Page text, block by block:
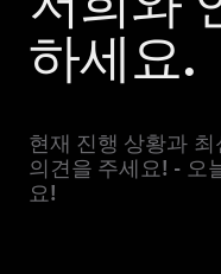
하세요.
현재 진행 상황과
의견을 주세요! - 오
요!